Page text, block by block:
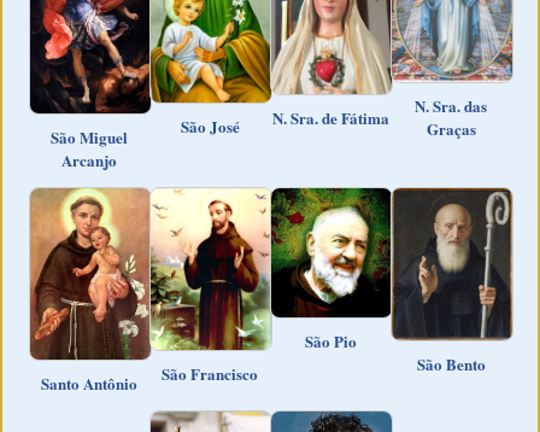
São Miguel
Arcanjo
São José N. Sra. de Fátima
N. Sra. das
Graças
Santo Antônio São Francisco
São Pio
São Bento